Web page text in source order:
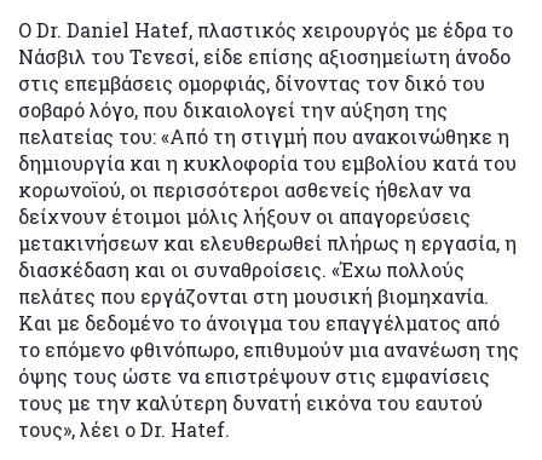
Ο Dr. Daniel Hatef, πλαστικός χειρουργός με έδρα το
Νάσβιλ του Τενεσί, είδε επίσης αξιοσημείωτη άνοδο
στις επεμβάσεις ομορφιάς, δίνοντας τον δικό του
σοβαρό λόγο, που δικαιολογεί την αύξηση της
πελατείας του: «Από τη στιγμή που ανακοινώθηκε η
δημιουργία και η κυκλοφορία του εμβολίου κατά του
κορωνοϊού, οι περισσότεροι ασθενείς ήθελαν να
δείχνουν έτοιμοι μόλις λήξουν οι απαγορεύσεις
μετακινήσεων και ελευθερωθεί πλήρως η εργασία, η
διασκέδαση και οι συναθροίσεις. «Έχω πολλούς
πελάτες που εργάζονται στη μουσική βιομηχανία.
Και με δεδομένο το άνοιγμα του επαγγέλματος από
το επόμενο φθινόπωρο, επιθυμούν μια ανανέωση της
όψης τους ώστε να επιστρέψουν στις εμφανίσεις
τους με την καλύτερη δυνατή εικόνα του εαυτού
τους», λέει ο Dr. Hatef.